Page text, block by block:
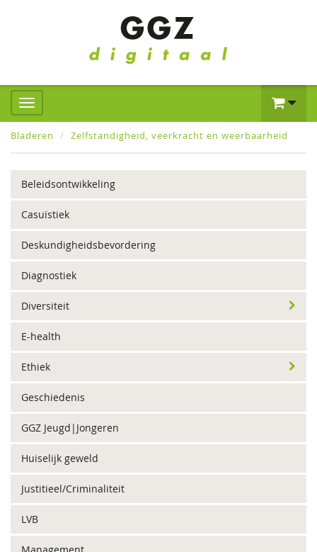
Bladeren Zelfstandigheid, veerkracht en weerbaarheid
Beleidsontwikkeling
Casuïstiek
Deskundigheidsbevordering
Diagnostiek
Diversiteit
E-health
Ethiek
Geschiedenis
GGZ Jeugd|Jongeren
Huiselijk geweld
Justitieel/Criminaliteit
LVB